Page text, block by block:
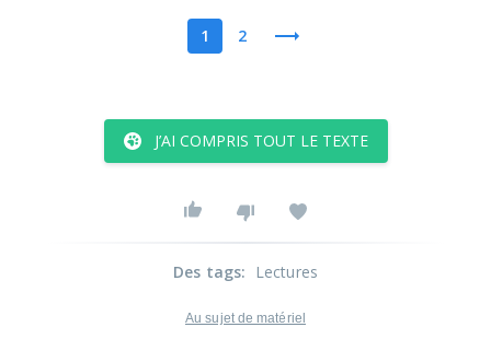
1 2
J’AI COMPRIS TOUT LE TEXTE
Des tags: Lectures
Au sujet de matériel